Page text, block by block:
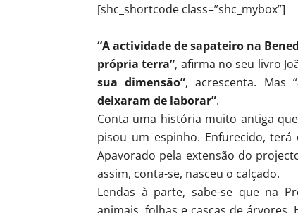
[shc_shortcode class=”shc_mybox”]
“A actividade de sapateiro na
própria terra”, afirma no seu livro
sua dimensão”, acrescenta. Mas “
deixaram de laborar”.
Conta uma história muito antiga
pisou um espinho. Enfurecido,
Apavorado pela extensão do
assim, conta-se, nasceu o calçado.
Lendas à parte, sabe-se que na